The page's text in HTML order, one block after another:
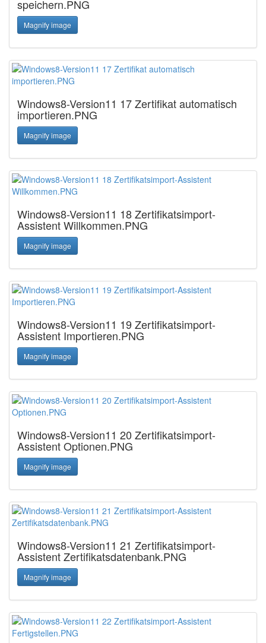
speichern.PNG
Magnify image
Windows8-Version11 17 Zertifikat automatisch
importieren.PNG
Magnify image
Windows8-Version11 18 Zertifikatsimport-
Assistent Willkommen.PNG
Magnify image
Windows8-Version11 19 Zertifikatsimport-
Assistent Importieren.PNG
Magnify image
Windows8-Version11 20 Zertifikatsimport-
Assistent Optionen.PNG
Magnify image
Windows8-Version11 21 Zertifikatsimport-
Assistent Zertifikatsdatenbank.PNG
Magnify image